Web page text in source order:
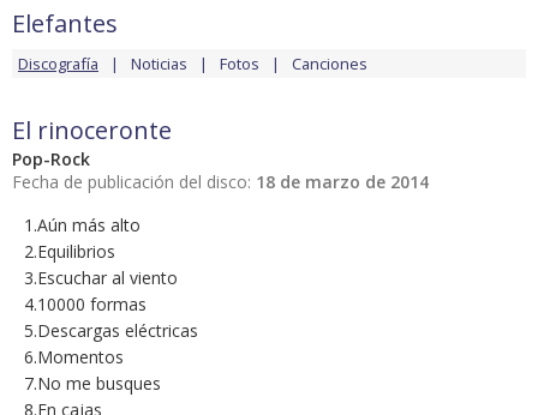
Elefantes
Discografía Noticias Fotos Canciones
El rinoceronte
Pop-Rock
Fecha de publicación del disco: 18 de marzo de 2014
1.Aún más alto
2.Equilibrios
3.Escuchar al viento
4.10000 formas
5.Descargas eléctricas
6.Momentos
7.No me busques
8.En cajas